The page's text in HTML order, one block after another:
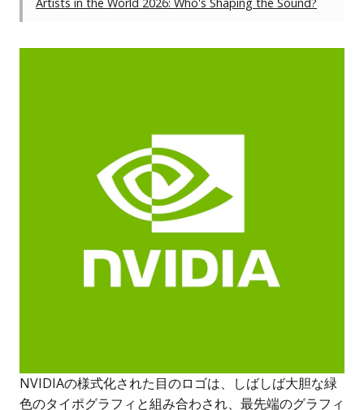
NVIDIAの様式化された目のロゴは、しばしば大胆な緑
色のタイポグラフィと組み合わされ、最先端のグラフィ